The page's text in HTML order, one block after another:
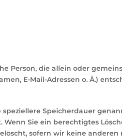
Person, die allein oder
E-Mail-Adressen o. Ä.)
Speicherdauer
Sie ein berechtigtes
sofern wir keine